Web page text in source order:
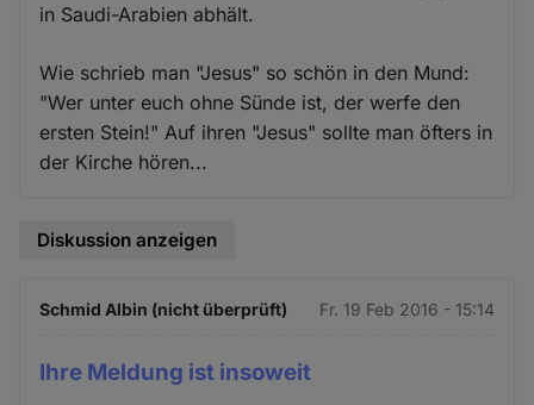
in Saudi-Arabien abhält.
Wie schrieb man "Jesus" so schön in den Mund:
"Wer unter euch ohne Sünde ist, der werfe den
ersten Stein!" Auf ihren "Jesus" sollte man öfters in
der Kirche hören...
Diskussion anzeigen
Schmid Albin (nicht überprüft) Fr. 19 Feb 2016 - 15:14
Ihre Meldung ist insoweit